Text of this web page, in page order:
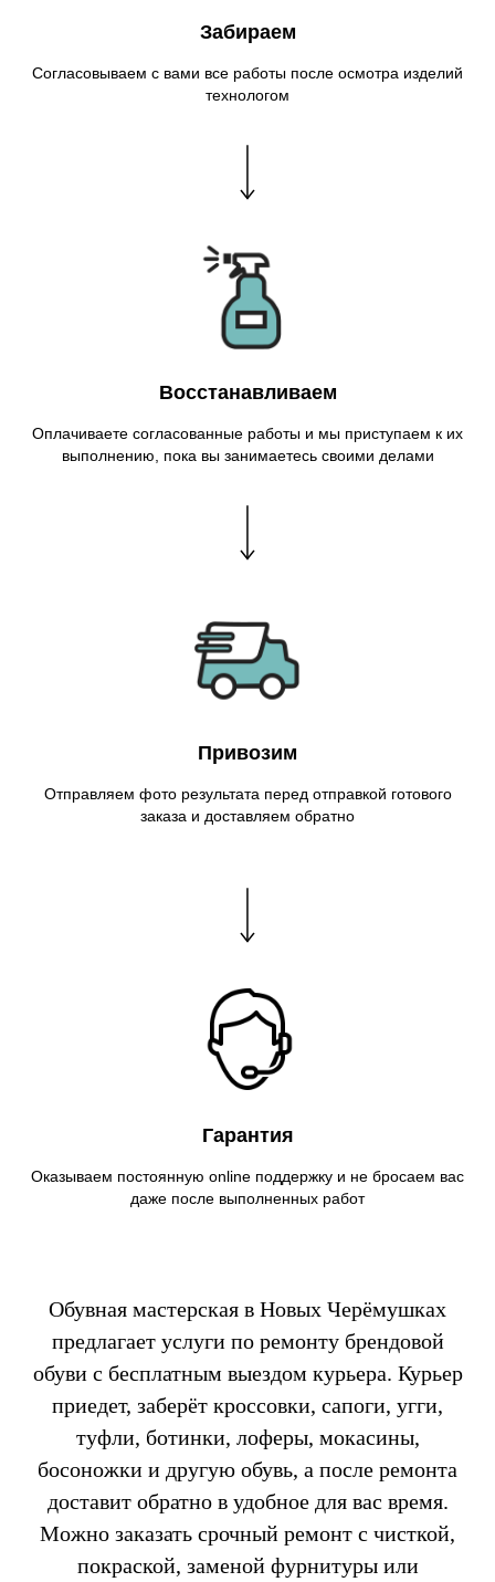
Забираем
Согласовываем с вами все работы после осмотра изделий
технологом
Восстанавливаем
Оплачиваете согласованные работы и мы приступаем к их
выполнению, пока вы занимаетесь своими делами
Привозим
Отправляем фото результата перед отправкой готового
заказа и доставляем обратно
Гарантия
Оказываем постоянную online поддержку и не бросаем вас
даже после выполненных работ
Обувная мастерская в Новых Черёмушках
предлагает услуги по ремонту брендовой
обуви с бесплатным выездом курьера. Курьер
приедет, заберёт кроссовки, сапоги, угги,
туфли, ботинки, лоферы, мокасины,
босоножки и другую обувь, а после ремонта
доставит обратно в удобное для вас время.
Можно заказать срочный ремонт с чисткой,
покраской, заменой фурнитуры или